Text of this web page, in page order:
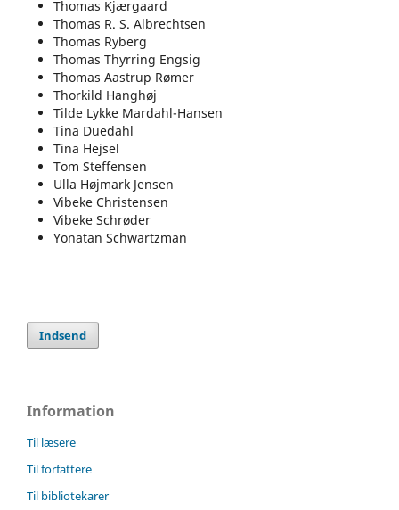
Thomas Kjærgaard
Thomas R. S. Albrechtsen
Thomas Ryberg
Thomas Thyrring Engsig
Thomas Aastrup Rømer
Thorkild Hanghøj
Tilde Lykke Mardahl-Hansen
Tina Duedahl
Tina Hejsel
Tom Steffensen
Ulla Højmark Jensen
Vibeke Christensen
Vibeke Schrøder
Yonatan Schwartzman
Indsend
Information
Til læsere
Til forfattere
Til bibliotekarer